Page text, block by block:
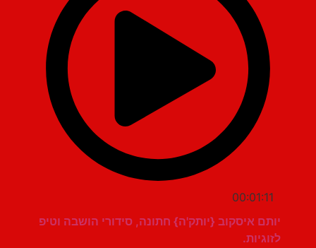
00:01:11
יותם איסקוב {יותק'ה} חתונה, סידורי הושבה וטיפ
לזוגיות.